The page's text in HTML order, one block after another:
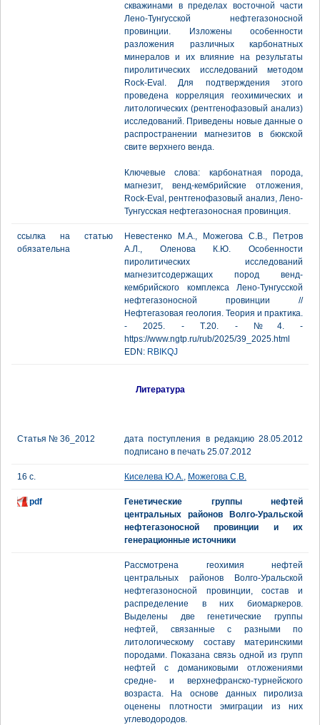
скважинами в пределах восточной части
Лено-Тунгусской нефтегазоносной
провинции. Изложены особенности
разложения различных карбонатных
минералов и их влияние на результаты
пиролитических исследований методом
Rock-Eval. Для подтверждения этого
проведена корреляция геохимических и
литологических (рентгенофазовый анализ)
исследований. Приведены новые данные о
распространении магнезитов в бюкской
свите верхнего венда.
Ключевые слова: карбонатная порода,
магнезит, венд-кембрийские отложения,
Rock-Eval, рентгенофазовый анализ, Лено-
Тунгусская нефтегазоносная провинция.
ссылка на статью
обязательна
Невестенко М.А., Можегова С.В., Петров
А.Л., Оленова К.Ю. Особенности
пиролитических исследований
магнезитсодержащих пород венд-
кембрийского комплекса Лено-Тунгусской
нефтегазоносной провинции //
Нефтегазовая геология. Теория и практика.
- 2025. - Т.20. - №4. -
https://www.ngtp.ru/rub/2025/39_2025.html
EDN: RBIKQJ
Литература
Статья № 36_2012
дата поступления в редакцию 28.05.2012
подписано в печать 25.07.2012
16 с. Киселева Ю.А., Можегова С.В.
pdf
Генетические группы нефтей
центральных районов Волго-Уральской
нефтегазоносной провинции и их
генерационные источники
Рассмотрена геохимия нефтей
центральных районов Волго-Уральской
нефтегазоносной провинции, состав и
распределение в них биомаркеров.
Выделены две генетические группы
нефтей, связанные с разными по
литологическому составу материнскими
породами. Показана связь одной из групп
нефтей с доманиковыми отложениями
средне- и верхнефранско-турнейского
возраста. На основе данных пиролиза
оценены плотности эмиграции из них
углеводородов.